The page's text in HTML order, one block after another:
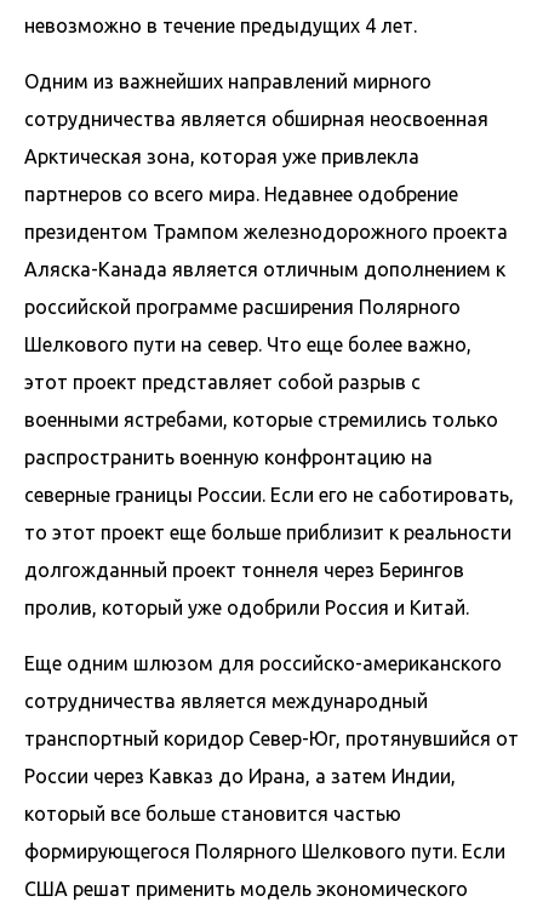
невозможно в течение предыдущих 4 лет.
Одним из важнейших направлений мирного
сотрудничества является обширная неосвоенная
Арктическая зона, которая уже привлекла
партнеров со всего мира. Недавнее одобрение
президентом Трампом железнодорожного проекта
Аляска-Канада является отличным дополнением к
российской программе расширения Полярного
Шелкового пути на север. Что еще более важно,
этот проект представляет собой разрыв с
военными ястребами, которые стремились только
распространить военную конфронтацию на
северные границы России. Если его не саботировать,
то этот проект еще больше приблизит к реальности
долгожданный проект тоннеля через Берингов
пролив, который уже одобрили Россия и Китай.
Еще одним шлюзом для российско-американского
сотрудничества является международный
транспортный коридор Север-Юг, протянувшийся от
России через Кавказ до Ирана, а затем Индии,
который все больше становится частью
формирующегося Полярного Шелкового пути. Если
США решат применить модель экономического